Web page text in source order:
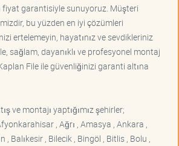
garantisiyle sunuyoruz. Müşteri
bu yüzden en iyi çözümleri
ertelemeyin, hayatınız ve sevdikleriniz
sağlam, dayanıklı ve profesyonel montaj
File ile güvenliğinizi garanti altına
ve montajı yaptığımız şehirler;
, Ağrı , Amasya , Ankara ,
, Balıkesir , Bilecik , Bingöl , Bitlis , Bolu ,